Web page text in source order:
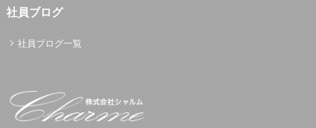
社員ブログ
社員ブログ一覧